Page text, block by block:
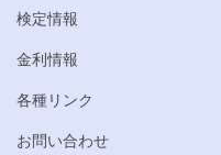
検定情報
金利情報
各種リンク
お問い合わせ